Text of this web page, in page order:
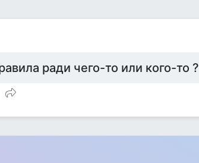
ради чего-то или кого-то ?